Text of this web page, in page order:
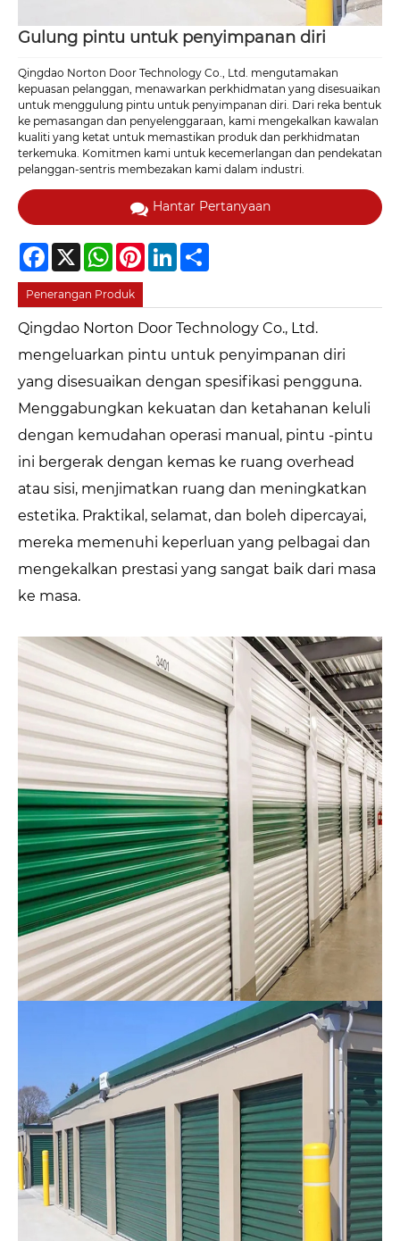
Gulung pintu untuk penyimpanan diri
Qingdao Norton Door Technology Co., Ltd. mengutamakan
kepuasan pelanggan, menawarkan perkhidmatan yang disesuaikan
untuk menggulung pintu untuk penyimpanan diri. Dari reka bentuk
ke pemasangan dan penyelenggaraan, kami mengekalkan kawalan
kualiti yang ketat untuk memastikan produk dan perkhidmatan
terkemuka. Komitmen kami untuk kecemerlangan dan pendekatan
pelanggan-sentris membezakan kami dalam industri.
Hantar Pertanyaan
Facebook
X WhatsAppPinterestLinkedIn
Penerangan Produk
Qingdao Norton Door Technology Co., Ltd.
mengeluarkan pintu untuk penyimpanan diri
yang disesuaikan dengan spesifikasi pengguna.
Menggabungkan kekuatan dan ketahanan keluli
dengan kemudahan operasi manual, pintu -pintu
ini bergerak dengan kemas ke ruang overhead
atau sisi, menjimatkan ruang dan meningkatkan
estetika. Praktikal, selamat, dan boleh dipercayai,
mereka memenuhi keperluan yang pelbagai dan
mengekalkan prestasi yang sangat baik dari masa
ke masa.